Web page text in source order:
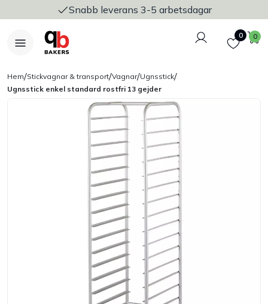
Snabb leverans 3-5 arbetsdagar
Logga in
Favoriter
0 0
Bageriplåtar & bakformar
Stickvagnar & transport
Hem/Stickvagnar & transport/Vagnar/Ugnsstick/
Ugnsstick enkel standard rostfri 13 gejder